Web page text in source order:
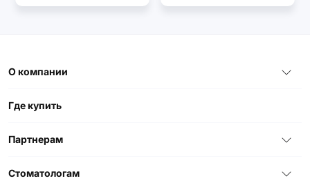
О компании
Где купить
Партнерам
Стоматологам